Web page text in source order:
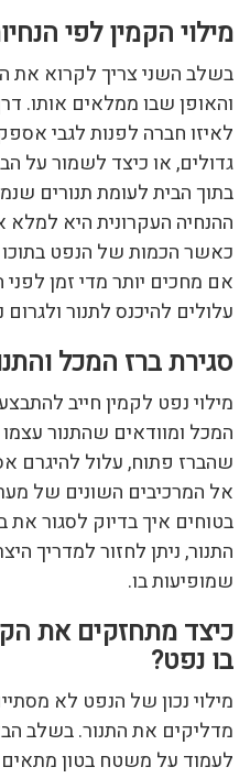
מילוי הקמין לפי
בשלב השני צריך לקרוא את
והאופן שבו ממלאים אותו.
לאיזו חברה לפנות לגבי
גדולים, או כיצד לשמור על
בתוך הבית לעומת תנורים
ההנחיה העקרונית היא
כאשר הכמות של הנפט בתוכו
אם מחכים יותר מדי זמן
עלולים להיכנס לתנור ולגרום
סגירת ברז המכל
מילוי נפט לקמין חייב
המכל ומוודאים שהתנור
שהברז פתוח, עלול להיגרם
אל המרכיבים השונים של
בטוחים איך בדיוק לסגור
התנור, ניתן לחזור למדריך
שמופיעות בו.
כיצד מתחזקים את
בו נפט?
מילוי נכון של הנפט לא
מדליקים את התנור. בשלב
לעמוד על משטח בטון מתאים